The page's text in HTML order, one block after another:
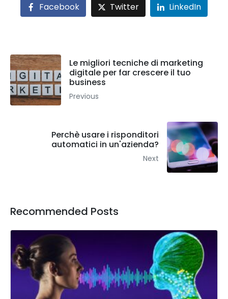
Facebook Twitter LinkedIn
Le migliori tecniche di marketing
digitale per far crescere il tuo
business
Previous
Perchè usare i risponditori
automatici in un'azienda?
Next
Recommended Posts